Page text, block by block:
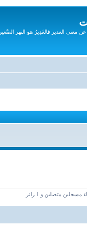
معنى الغدير فالغَدِيرُ هو النهر الصَّغير.
متصلين و 1 زائر